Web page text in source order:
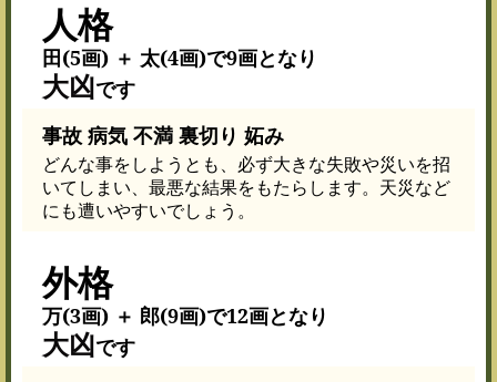
人格
田(5画) ＋ 太(4画)で9画となり
大凶です
事故 病気 不満 裏切り 妬み
どんな事をしようとも、必ず大きな失敗や災いを招
いてしまい、最悪な結果をもたらします。天災など
にも遭いやすいでしょう。
外格
万(3画) ＋ 郎(9画)で12画となり
大凶です